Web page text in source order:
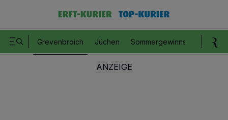
Grevenbroich Jüchen Sommergewinnspiel